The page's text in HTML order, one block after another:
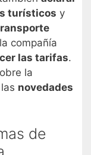
turísticos y
compañía
las tarifas.
la
novedades
de